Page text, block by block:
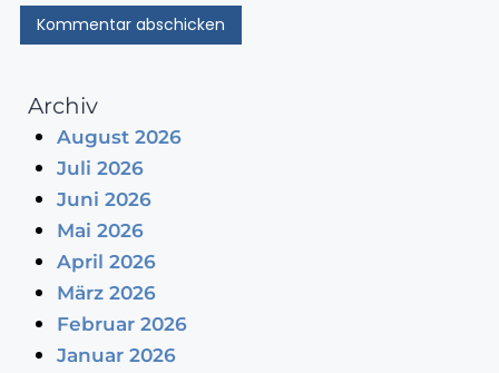
Archiv
August 2026
Juli 2026
Juni 2026
Mai 2026
April 2026
März 2026
Februar 2026
Januar 2026